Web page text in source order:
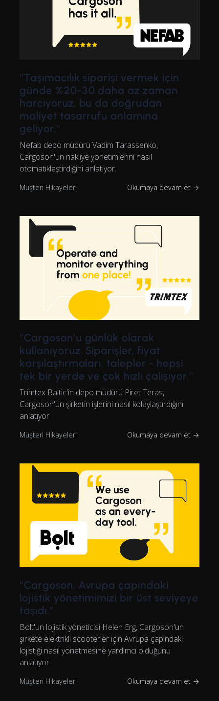
"Taşımacılık siparişi vermek için
günde %20-30 daha az zaman
harcıyoruz, bu da doğrudan
maliyet tasarrufu anlamına
geliyor."
Nefab depo müdürü Vadim Tarassenko,
Cargoson'un nakliye yönetimlerini nasıl
otomatikleştirdiğini anlatıyor.
Müşteri Hikayeleri Okumaya devam et →
"Cargoson'u günlük olarak
kullanıyoruz. Siparişler, fiyat
karşılaştırmaları, talepler - hepsi
tek bir yerde ve çok hızlı çalışıyor."
Trimtex Baltic'in depo müdürü Piret Teras,
Cargoson'un şirketin işlerini nasıl kolaylaştırdığını
anlatıyor
Müşteri Hikayeleri Okumaya devam et →
"Cargoson, Avrupa çapındaki
lojistik yönetimimizi bir üst seviyeye
taşıdı."
Bolt'un lojistik yöneticisi Helen Erg, Cargoson'un
şirkete elektrikli scooterler için Avrupa çapındaki
lojistiği nasıl yönetmesine yardımcı olduğunu
anlatıyor.
Müşteri Hikayeleri Okumaya devam et →